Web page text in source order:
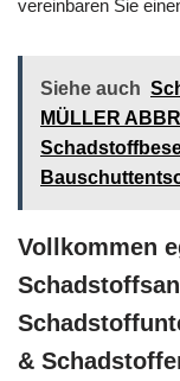
vereinbaren Sie
Siehe auch
MÜLLER
Vollkommen
&